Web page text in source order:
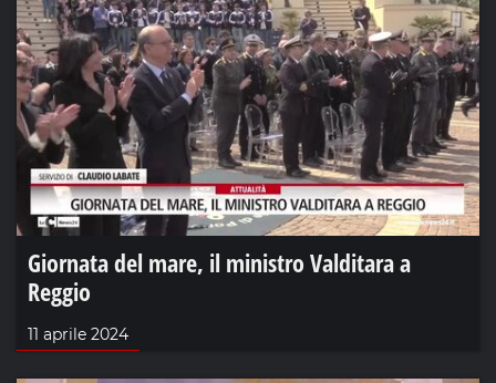
Giornata del mare, il ministro Valditara a
Reggio
11 aprile 2024